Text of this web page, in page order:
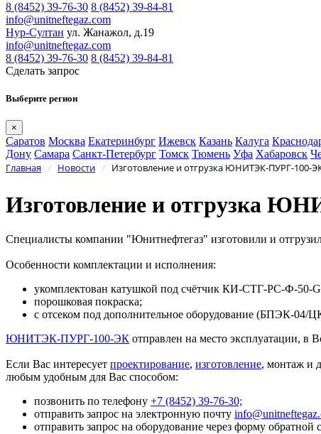
8 (8452) 39-76-30 8 (8452) 39-84-81
info@unitneftegaz.com
Нур-Султан ул. Жанажол, д.19
info@unitneftegaz.com
8 (8452) 39-76-30 8 (8452) 39-84-81
Сделать запрос
Выберите регион
×
Саратов Москва Екатеринбург Ижевск Казань Калуга
Дону Самара Санкт-Петербург Томск Тюмень Уфа Хабаровск
Главная / Новости / Изготовление и отгрузка ЮНИТЭК-ПУРГ-100-
Изготовление и отгрузка
Специалисты компании "Юнитнефтегаз" изготовили и
Особенности комплектации и исполнения:
укомплектован катушкой под счётчик КИ-СТГ-РС-Ф-50-
порошковая покраска;
с отсеком под дополнительное оборудование (БПЭК-04/
ЮНИТЭК-ПУРГ-100-ЭК отправлен на место эксплуатации, в
Если Вас интересует проектирование, изготовление, монтаж и
любым удобным для Вас способом:
позвонить по телефону +7 (8452) 39-76-30;
отправить запрос на электронную почту
отправить запрос на оборудование через форму